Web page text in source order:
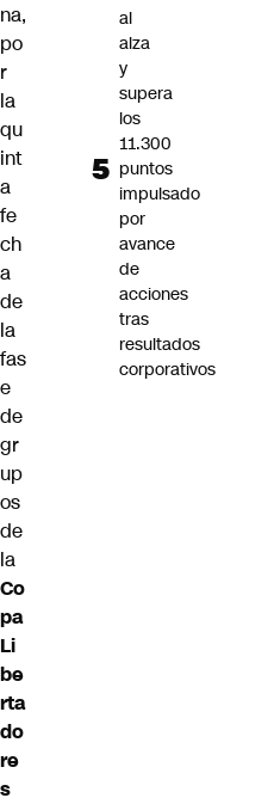
na,
po
r
la
qu
int
a
fe
ch
a
de
la
fas
e
de
gr
up
os
de
la
Co
pa
Li
be
rta
do
re
s
al
alza
y
supera
los
11.300
puntos
impulsado
por
avance
de
acciones
tras
resultados
corporativos